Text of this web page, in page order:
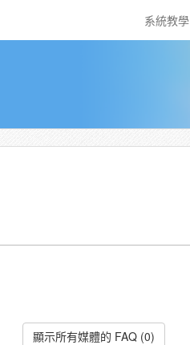
系統教學
顯示所有媒體的 FAQ (0)